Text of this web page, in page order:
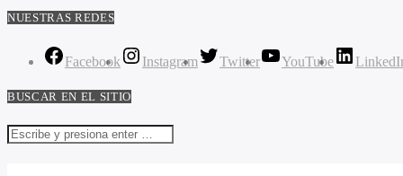
NUESTRAS REDES
Facebook Instagram Twitter YouTube
BUSCAR EN EL SITIO